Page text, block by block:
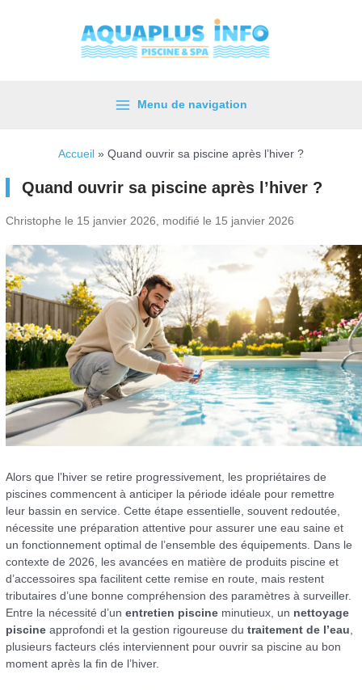
Menu
Menu de navigation
Accueil » Quand ouvrir sa piscine après l’hiver ?
Quand ouvrir sa piscine après l’hiver ?
Christophe le 15 janvier 2026, modifié le 15 janvier 2026
Alors que l’hiver se retire progressivement, les propriétaires de
piscines commencent à anticiper la période idéale pour remettre
leur bassin en service. Cette étape essentielle, souvent redoutée,
nécessite une préparation attentive pour assurer une eau saine et
un fonctionnement optimal de l’ensemble des équipements. Dans le
contexte de 2026, les avancées en matière de produits piscine et
d’accessoires spa facilitent cette remise en route, mais restent
tributaires d’une bonne compréhension des paramètres à surveiller.
Entre la nécessité d’unentretien piscine minutieux, un nettoyage
piscine approfondi et la gestion rigoureuse dutraitement de l’eau
plusieurs facteurs clés interviennent pour ouvrir sa piscine au bon
moment après la fin de l’hiver.